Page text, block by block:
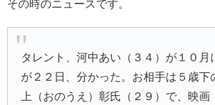
その時のニュースです。
タレント、河中あい（３４）が１０月
が２２日、分かった。お相手は５歳下
上（おのうえ）彰氏（２９）で、映画